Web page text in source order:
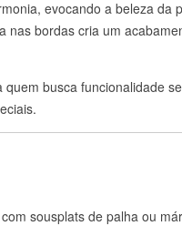
evocando a beleza da
bordas cria um
busca funcionalidade
sousplats de palha ou